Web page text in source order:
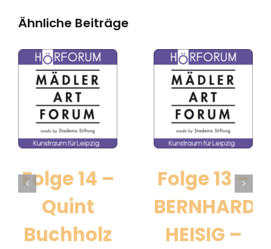
Ähnliche Beiträge
Folge 14 –
Quint
Buchholz
Folge 13 –
BERNHARD
HEISIG –